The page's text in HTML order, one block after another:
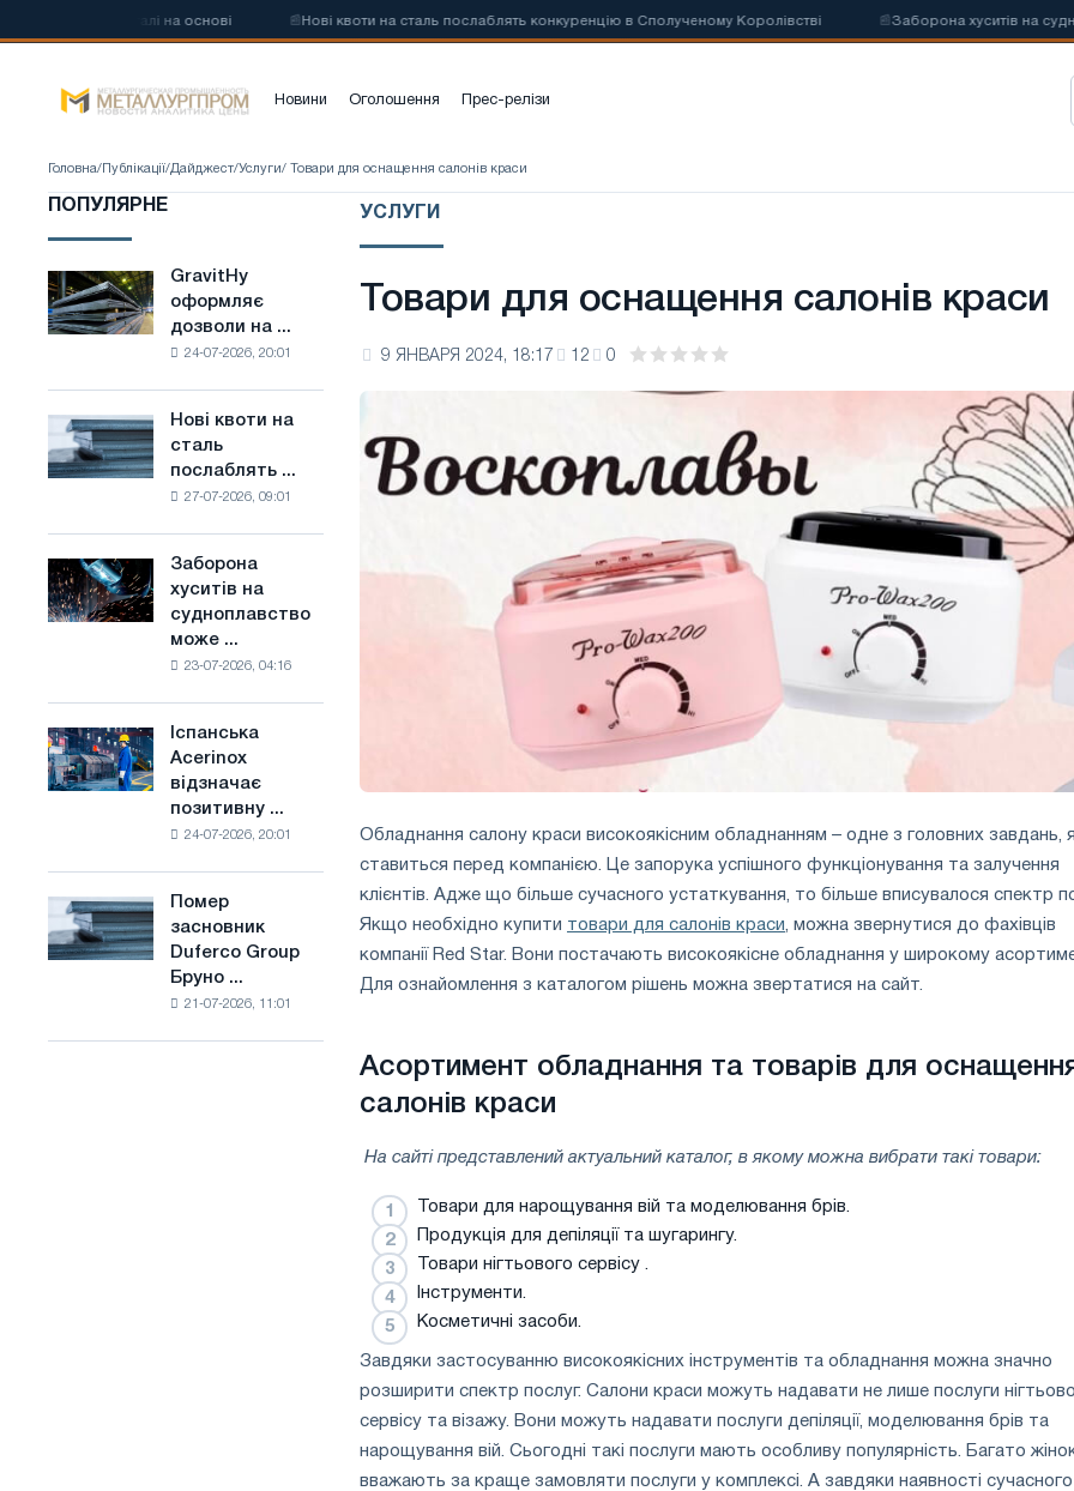
сталі на основі Нові квоти на сталь послаблять конкуренцію в Сполученому Королівстві Заборона хуситів на
Новини Оголошення Прес-релізи
Головна/ Публікації/Дайджест/Услуги/ Товари для оснащення салонів краси
ПОПУЛЯРНЕ
GravitHy
оформляє
дозволи
виробництва
на
основі
водню
у
GravitHy
оформляє
дозволи на ...
24-07-2026, 20:01
Нові
квоти
на
в
Сполученому
Нові квоти на
сталь
послаблять ...
27-07-2026, 09:01
Заборона
хуситів
на
судноплавство
Саудівської
сталі
Заборона
хуситів на
судноплавство
може ...
23-07-2026, 04:16
Іспанська
Acerinox
відзначає
півріччі
по
підтримці
Іспанська
Acerinox
відзначає
позитивну ...
24-07-2026, 20:01
Помер
засновник
Duferco
Помер
засновник
Duferco Group
Бруно ...
21-07-2026, 11:01
УСЛУГИ
Товари для оснащення салонів краси
9 ЯНВАРЯ 2024, 18:17 12 0
Обладнання салону краси високоякісним обладнанням – одне з головних завдань,
ставиться перед компанією. Це запорука успішного функціонування та залучення
клієнтів. Адже що більше сучасного устаткування, то більше вписувалося спектр
Якщо необхідно купити товари для салонів краси, можна звернутися до фахівців
компанії Red Star. Вони постачають високоякісне обладнання у широкому
Для ознайомлення з каталогом рішень можна звертатися на сайт.
Асортимент обладнання та товарів для
салонів краси
На сайті представлений актуальний каталог, в якому можна вибрати такі товари:
Товари для нарощування вій та моделювання брів.
Продукція для депіляції та шугарингу.
Товари нігтьового сервісу .
Інструменти.
Косметичні засоби.
Завдяки застосуванню високоякісних інструментів та обладнання можна значно
розширити спектр послуг. Салони краси можуть надавати не лише послуги
сервісу та візажу. Вони можуть надавати послуги депіляції, моделювання брів та
нарощування вій. Сьогодні такі послуги мають особливу популярність. Багато
вважають за краще замовляти послуги у комплексі. А завдяки наявності сучасного